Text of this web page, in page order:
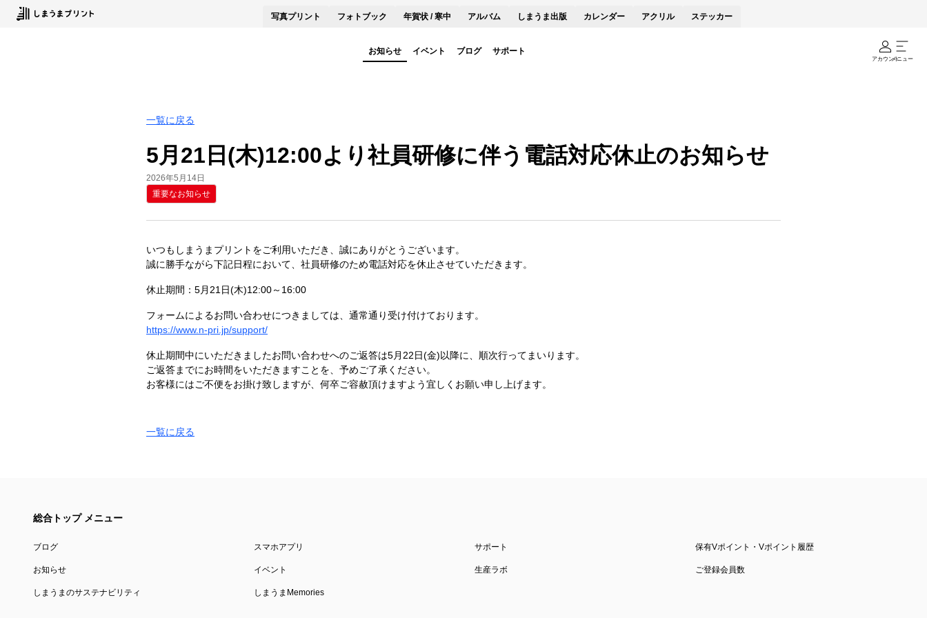
写真プリント フォトブック 年賀状 / 寒中 アルバム しまうま出版 カレンダー アクリル ステッカー
お知らせ イベント ブログ サポート
アカウントメニュー
一覧に戻る
5月21日(木)12:00より社員研修に伴う電話対応休止のお知らせ
2026年5月14日
重要なお知らせ
いつもしまうまプリントをご利用いただき、誠にありがとうございます。
誠に勝手ながら下記日程において、社員研修のため電話対応を休止させていただきます。
休止期間：5月21日(木)12:00～16:00
フォームによるお問い合わせにつきましては、通常通り受け付けております。
https://www.n-pri.jp/support/
休止期間中にいただきましたお問い合わせへのご返答は5月22日(金)以降に、順次行ってまいります。
ご返答までにお時間をいただきますことを、予めご了承ください。
お客様にはご不便をお掛け致しますが、何卒ご容赦頂けますよう宜しくお願い申し上げます。
一覧に戻る
総合トップ メニュー
ブログ スマホアプリ サポート 保有Vポイント・Vポイント履歴
お知らせ イベント 生産ラボ ご登録会員数
しまうまのサステナビリティ しまうまMemories